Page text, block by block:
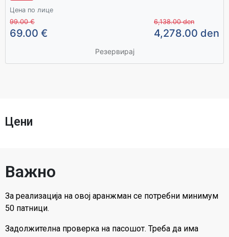
Цена по лице
99.00 €
69.00 €
6,138.00 den
4,278.00 den
Резервирај
Цени
Важно
За реализација на овој аранжман се потребни минимум
50 патници.
Задолжителна проверка на пасошот. Треба да има